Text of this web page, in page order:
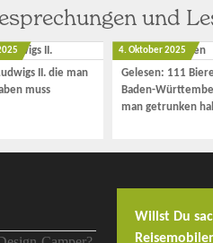
und
II. die man
muss
4. Oktober 2025
Gelesen: 111
Baden-
man getrunken
Willst Du